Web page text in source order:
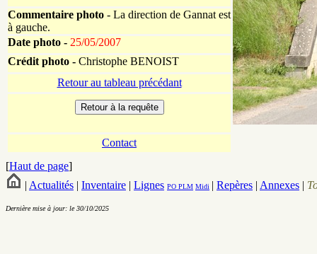
Commentaire photo - La direction de Gannat est
à gauche.
Date photo - 25/05/2007
Crédit photo - Christophe BENOIST
Retour au tableau précédant
Contact
[Haut de page]
| Actualités | Inventaire | Lignes PO PLM Midi | Repères | Annexes |
Dernière mise à jour: le 30/10/2025